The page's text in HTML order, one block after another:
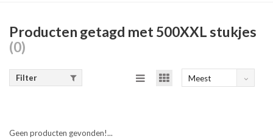
Producten getagd met 500XXL stukjes
(0)
Filter
Meest
Geen producten gevonden!...